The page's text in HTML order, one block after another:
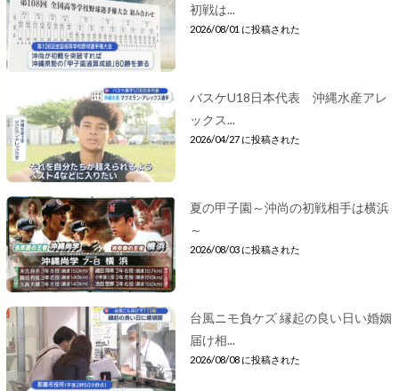
初戦は...
2026/08/01 に投稿された
バスケU18日本代表 沖縄水産アレ
ックス...
2026/04/27 に投稿された
夏の甲子園～沖尚の初戦相手は横浜
～
2026/08/03 に投稿された
台風ニモ負ケズ 縁起の良い日い婚姻
届け相...
2026/08/08 に投稿された